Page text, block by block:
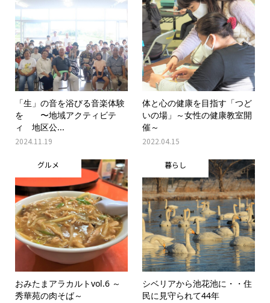
「生」の音を浴びる音楽体験
を 〜地域アクティビテ
ィ 地区公...
2024.11.19
体と心の健康を目指す「つど
いの場」～女性の健康教室開
催～
2022.04.15
グルメ
おみたまアラカルトvol.6 ～
秀華苑の肉そば～
暮らし
シベリアから池花池に・・住
民に見守られて44年